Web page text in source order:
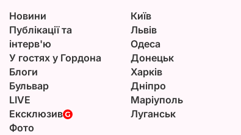
Новини
Публікації та
інтерв'ю
У гостях у Гордона
Блоги
Бульвар
LIVE
Ексклюзив
Фото
Київ
Львів
Одеса
Донецьк
Харків
Дніпро
Маріуполь
Луганськ